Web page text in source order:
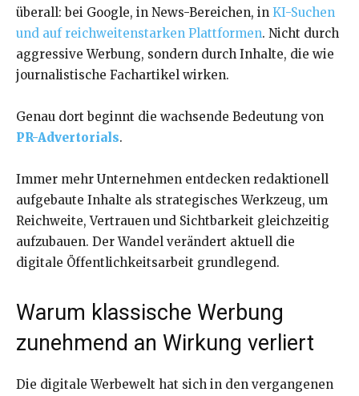
überall: bei Google, in News-Bereichen, in KI-Suchen
und auf reichweitenstarken Plattformen. Nicht durch
aggressive Werbung, sondern durch Inhalte, die wie
journalistische Fachartikel wirken.
Genau dort beginnt die wachsende Bedeutung von
PR-Advertorials.
Immer mehr Unternehmen entdecken redaktionell
aufgebaute Inhalte als strategisches Werkzeug, um
Reichweite, Vertrauen und Sichtbarkeit gleichzeitig
aufzubauen. Der Wandel verändert aktuell die
digitale Öffentlichkeitsarbeit grundlegend.
Warum klassische Werbung
zunehmend an Wirkung verliert
Die digitale Werbewelt hat sich in den vergangenen